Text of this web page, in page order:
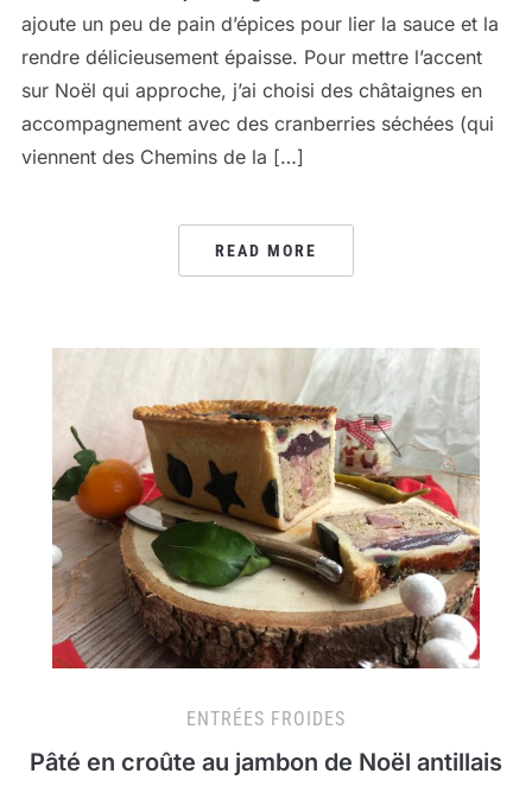
ajoute un peu de pain d’épices pour lier la sauce et la
rendre délicieusement épaisse. Pour mettre l’accent
sur Noël qui approche, j’ai choisi des châtaignes en
accompagnement avec des cranberries séchées (qui
viennent des Chemins de la […]
READ MORE
ENTRÉES FROIDES
Pâté en croûte au jambon de Noël antillais